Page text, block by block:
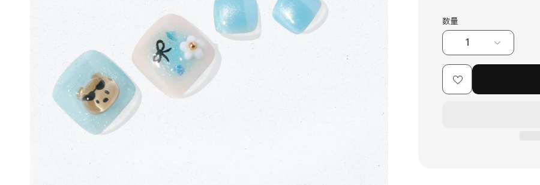
数量
1